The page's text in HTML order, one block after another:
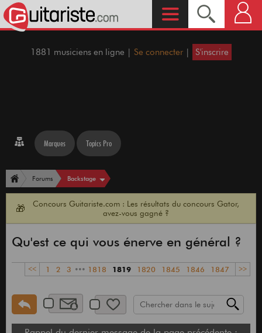
1881 musiciens en ligne | Se connecter | S'inscrire
Marques Topics Pro
Forums Backstage
🎁
Concours Guitariste.com : Les résultats du concours Gator,
avez-vous gagné ?
Qu'est ce qui vous énerve en général ?
<< 1 2 3 ••• 1818 1819 1820 1845 1846 1847 >>